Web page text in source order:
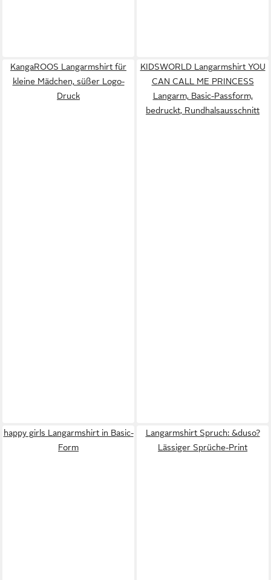
KangaROOS Langarmshirt für
kleine Mädchen, süßer Logo-
Druck
KIDSWORLD Langarmshirt YOU
CAN CALL ME PRINCESS
Langarm, Basic-Passform,
bedruckt, Rundhalsausschnitt
happy girls Langarmshirt in Basic-
Form
Langarmshirt Spruch: &duso?
Lässiger Sprüche-Print